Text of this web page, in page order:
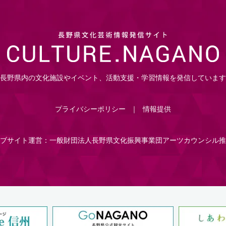
長野県内の文化施設やイベント、活動支援・学習情報を発信しています
プライバシーポリシー 情報提供
サイト運営：一般財団法人長野県文化振興事業団アーツカウンシル